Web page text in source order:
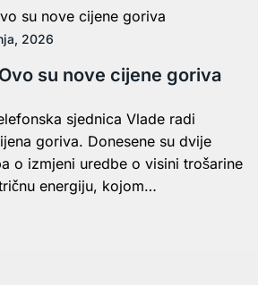
2026
su nove cijene goriva
sjednica Vlade radi
goriva. Donesene su dvije
o izmjeni uredbe o visini trošarine
energiju, kojom…